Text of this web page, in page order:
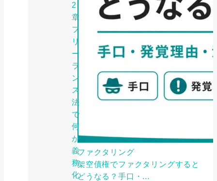
2
章
フ
リ
ー
ラ
ン
ス
法
で
何
が
義
務
化
ファクタリング
架空債権でファクタリングすると
どうなる？手口・...